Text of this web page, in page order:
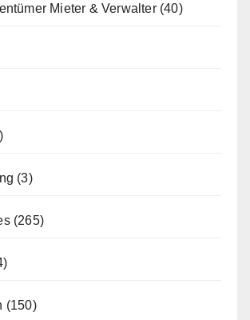
Mieter & Verwalter(40)
(3)
(265)
(150)